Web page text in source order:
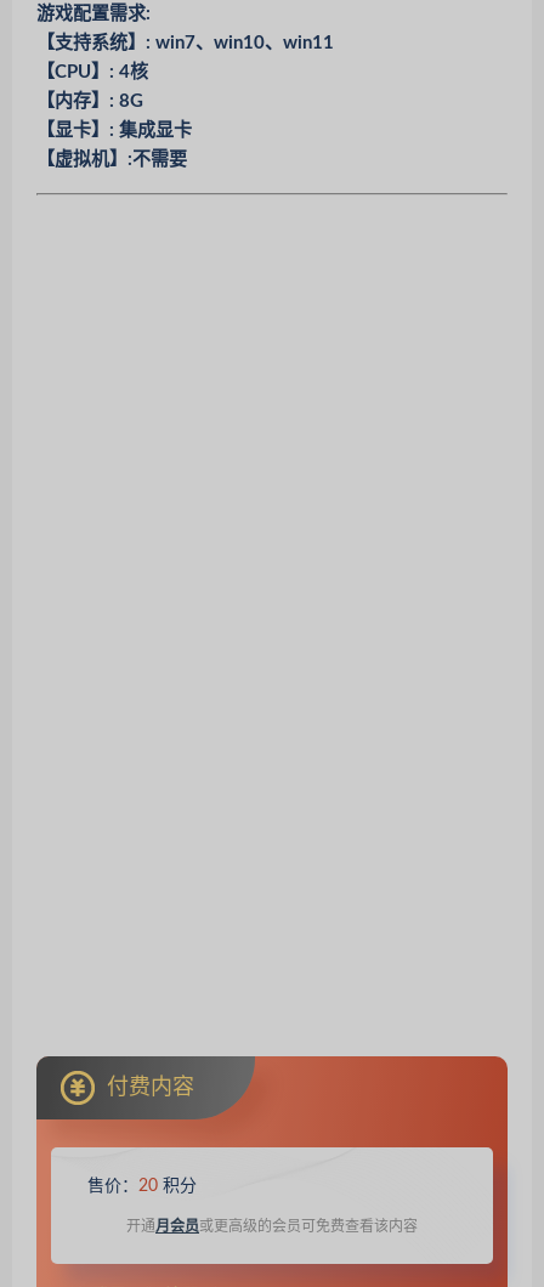
游戏配置需求:
【支持系统】: win7、win10、win11
【CPU】: 4核
【内存】: 8G
【显卡】: 集成显卡
【虚拟机】:不需要
付费内容
售价： 20 积分
开通月会员或更高级的会员可免费查看该内容